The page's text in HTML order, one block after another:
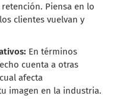
Piensa en lo
clientes vuelvan y
En términos
cuenta a otras
afecta
imagen en la industria.